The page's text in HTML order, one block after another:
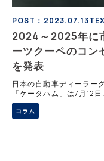
POST：2023.07.13
2024～2025年に
ーツクーペのコン
を発表
日本の自動車ディーラー
「ケータハム」は7月12
プトカー「プロジェクト
1,190kgを実現 スパルタン
コラム